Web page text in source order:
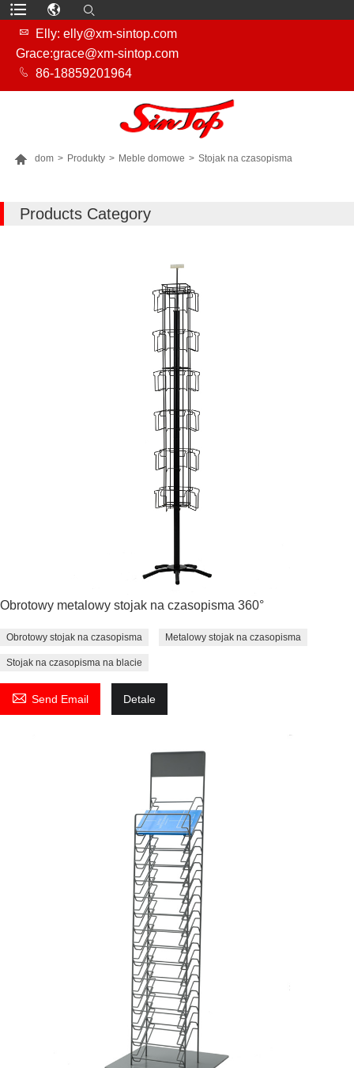

Elly: elly@xm-sintop.com
Grace:grace@xm-sintop.com
 86-18859201964
 dom > Produkty > Meble domowe > Stojak na czasopisma
Products Category
Obrotowy metalowy stojak na czasopisma 360°
Obrotowy stojak na czasopisma Metalowy stojak na czasopisma
Stojak na czasopisma na blacie
 Send Email Detale